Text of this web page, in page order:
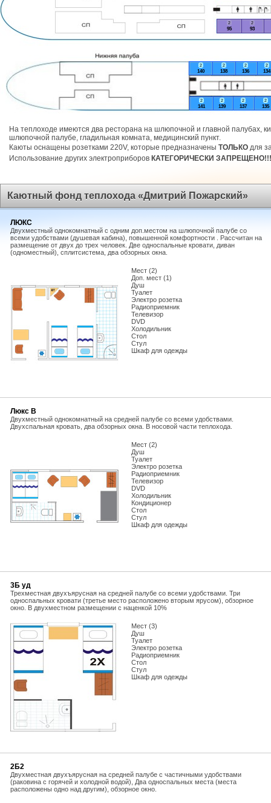
2
134
2
135
2
136
2
137
2
138
2
139
2
140
2
141
2
93
2
95
На теплоходе имеются два ресторана на шлюпочной и главной палубах,
шлюпочной палубе, гладильная комната, медицинский пункт.
Каюты оснащены розетками 220V, которые предназначены ТОЛЬКО для
Использование других электроприборов КАТЕГОРИЧЕСКИ ЗАПРЕЩЕНО!!!
Каютный фонд теплохода «Дмитрий Пожарский»
ЛЮКС
Двухместный однокомнатный с одним доп.местом на шлюпочной палубе со
всеми удобствами (душевая кабина), повышенной комфортности . Рассчитан на
размещение от двух до трех человек. Две односпальные кровати, диван
(одноместный), сплитсистема, два обзорных окна.
Мест (2)
Доп. мест (1)
Душ
Туалет
Электро розетка
Радиоприемник
Телевизор
DVD
Холодильник
Стол
Стул
Шкаф для одежды
Люкс В
Двухместный однокомнатный на средней палубе со всеми удобствами.
Двухспальная кровать, два обзорных окна. В носовой части теплохода.
Мест (2)
Душ
Туалет
Электро розетка
Радиоприемник
Телевизор
DVD
Холодильник
Кондиционер
Стол
Стул
Шкаф для одежды
3Б уд
Трехместная двухъярусная на средней палубе со всеми удобствами. Три
односпальных кровати (третье место расположено вторым ярусом), обзорное
окно. В двухместном размещении с наценкой 10%
Мест (3)
Душ
Туалет
Электро розетка
Радиоприемник
Стол
Стул
Шкаф для одежды
2Б2
Двухместная двухъярусная на средней палубе с частичными удобствами
(раковина с горячей и холодной водой), Два односпальных места (места
расположены одно над другим), обзорное окно.